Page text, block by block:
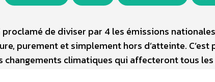
de diviser par 4 les émissions
purement et simplement hors d’atteinte.
changements climatiques qui affecteront tous